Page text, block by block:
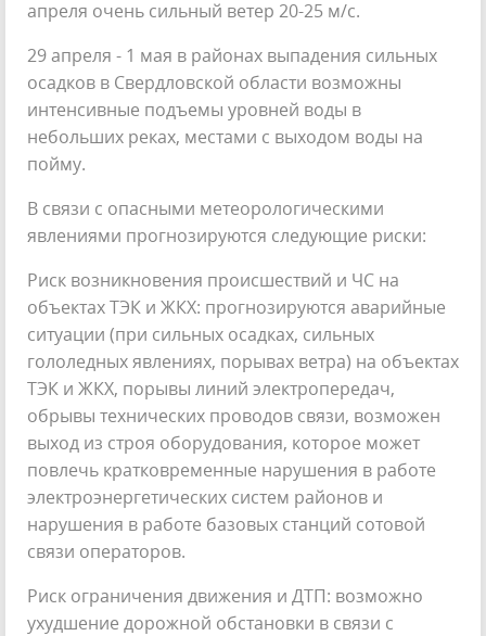
апреля очень сильный ветер 20-25 м/с.
29 апреля - 1 мая в районах выпадения сильных
осадков в Свердловской области возможны
интенсивные подъемы уровней воды в
небольших реках, местами с выходом воды на
пойму.
В связи с опасными метеорологическими
явлениями прогнозируются следующие риски:
Риск возникновения происшествий и ЧС на
объектах ТЭК и ЖКХ: прогнозируются аварийные
ситуации (при сильных осадках, сильных
гололедных явлениях, порывах ветра) на объектах
ТЭК и ЖКХ, порывы линий электропередач,
обрывы технических проводов связи, возможен
выход из строя оборудования, которое может
повлечь кратковременные нарушения в работе
электроэнергетических систем районов и
нарушения в работе базовых станций сотовой
связи операторов.
Риск ограничения движения и ДТП: возможно
ухудшение дорожной обстановки в связи с